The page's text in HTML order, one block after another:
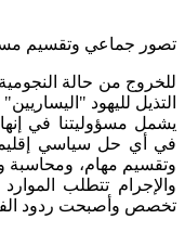
تصور جماعي وتقسيم
للخروج من حالة
التذيل لليهود
يشمل مسؤوليتنا في
في أي حل سياسي
وتقسيم مهام، ومحاسبة
والإجرام تتطلب الموارد
تخصص وأصبحت ردود